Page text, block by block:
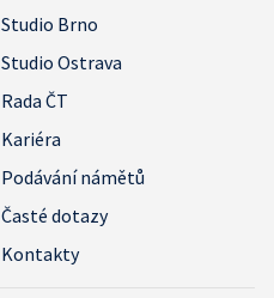
Studio Brno
Studio Ostrava
Rada ČT
Kariéra
Podávání námětů
Časté dotazy
Kontakty